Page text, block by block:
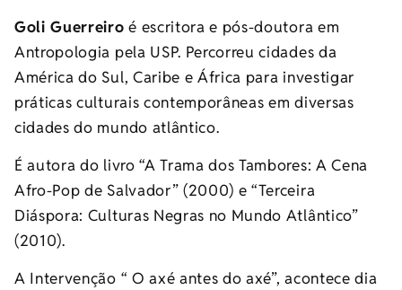
Goli Guerreiro é escritora e pós-doutora em
Antropologia pela USP. Percorreu cidades da
América do Sul, Caribe e África para investigar
práticas culturais contemporâneas em diversas
cidades do mundo atlântico.
É autora do livro “A Trama dos Tambores: A Cena
Afro-Pop de Salvador” (2000) e “Terceira
Diáspora: Culturas Negras no Mundo Atlântico”
(2010).
A Intervenção “ O axé antes do axé”, acontece dia